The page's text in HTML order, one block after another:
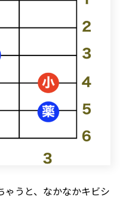
ゃうと、なかなかキビシ